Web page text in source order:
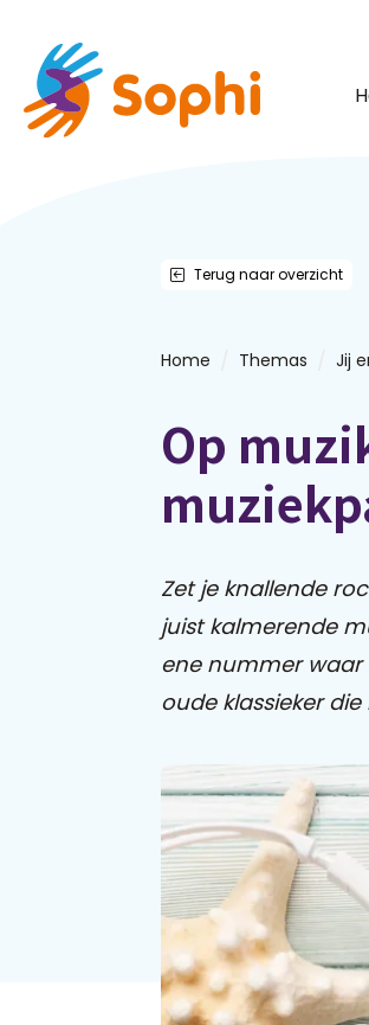
Terug naar overzicht
Home Themas Jij
Op
Zet je knallende
juist kalmerende
ene nummer waar
oude klassieker